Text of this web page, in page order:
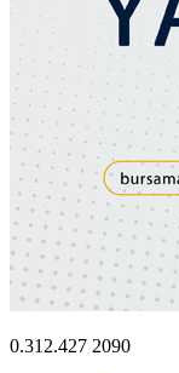
0.312.427 2090